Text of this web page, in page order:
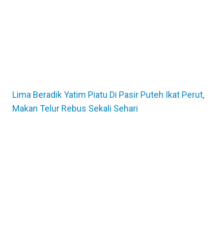
Lima Beradik Yatim Piatu Di Pasir Puteh Ikat Perut,
Makan Telur Rebus Sekali Sehari